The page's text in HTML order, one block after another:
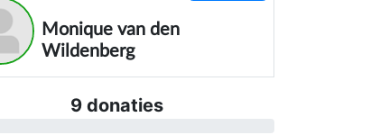
Monique van den
Wildenberg
9 donaties